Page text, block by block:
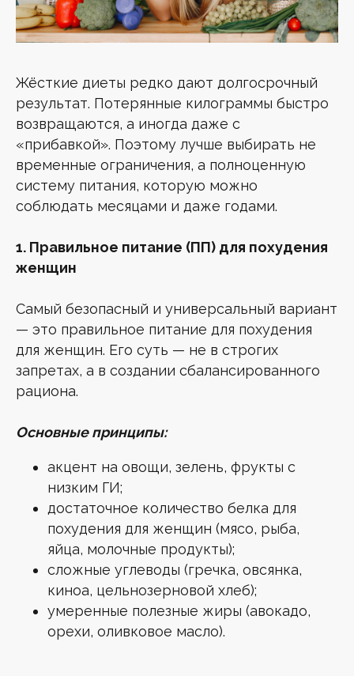
Жёсткие диеты редко дают долгосрочный
результат. Потерянные килограммы быстро
возвращаются, а иногда даже с
«прибавкой». Поэтому лучше выбирать не
временные ограничения, а полноценную
систему питания, которую можно
соблюдать месяцами и даже годами.
1. Правильное питание (ПП) для похудения
женщин
Самый безопасный и универсальный вариант
— это правильное питание для похудения
для женщин. Его суть — не в строгих
запретах, а в создании сбалансированного
рациона.
Основные принципы:
акцент на овощи, зелень, фрукты с
низким ГИ;
достаточное количество белка для
похудения для женщин (мясо, рыба,
яйца, молочные продукты);
сложные углеводы (гречка, овсянка,
киноа, цельнозерновой хлеб);
умеренные полезные жиры (авокадо,
орехи, оливковое масло).